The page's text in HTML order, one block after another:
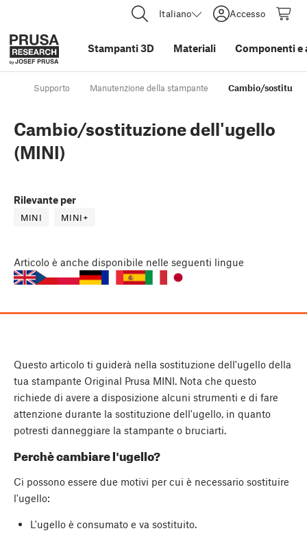
Italiano Accesso
Stampanti 3D Materiali Componenti e
Supporto Manutenzione della stampante Cambio/
Cambio/sostituzione dell'ugello
(MINI)
Rilevante per
MINI MINI+
Articolo è anche disponibile nelle seguenti lingue
Questo articolo ti guiderà nella sostituzione dell'ugello della
tua stampante Original Prusa MINI. Nota che questo
richiede di avere a disposizione alcuni strumenti e di fare
attenzione durante la sostituzione dell'ugello, in quanto
potresti danneggiare la stampante o bruciarti.
Perchè cambiare l'ugello?
Ci possono essere due motivi per cui è necessario sostituire
l'ugello:
L'ugello è consumato e va sostituito.